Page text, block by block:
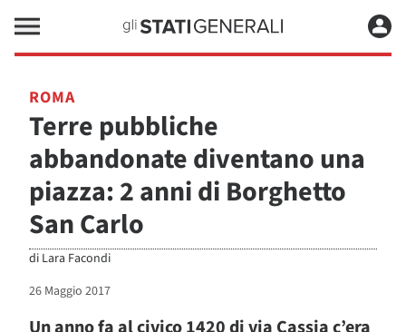
ROMA
Terre pubbliche
abbandonate diventano una
piazza: 2 anni di Borghetto
San Carlo
di Lara Facondi
26 Maggio 2017